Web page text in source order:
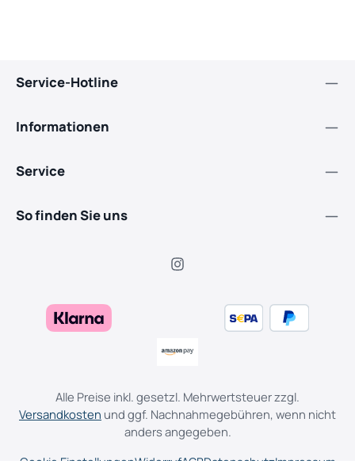
Service-Hotline
Informationen
Service
So finden Sie uns
Alle Preise inkl. gesetzl. Mehrwertsteuer zzgl.
Versandkosten und ggf. Nachnahmegebühren, wenn nicht
anders angegeben.
Cookie EinstellungenWiderrufAGBDatenschutzImpressum